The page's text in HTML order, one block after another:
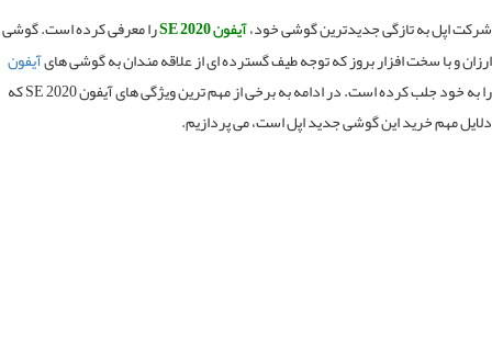
اپل به تازگی جدیدترین گوشی خود،آیفون SE 2020
را معرفی کرده است. گوشی
و با سخت افزار بروز که توجه طیف گسترده ای از علاقه مندان به گوشی هایآیفون
را به خود جلب کرده است. در ادامه به برخی از مهم ترین ویژگی های آیفون SE 2020 که
مهم خرید این گوشی جدید اپل است، می پردازیم.